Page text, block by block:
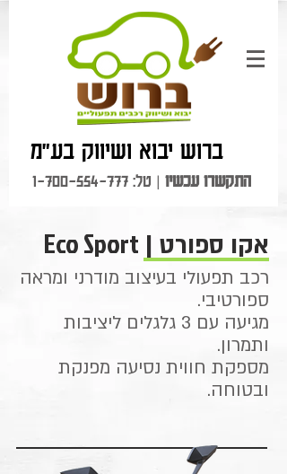
התקשרו עכשיו | טל: 1-700-554-777
ברוש יבוא ושיווק בע"מ
אקו ספורט | Eco Sport
רכב תפעולי בעיצוב מודרני ומראה
ספורטיבי.
מגיעה עם 3 גלגלים ליציבות
ותמרון.
מספקת חווית נסיעה מפנקת
ובטוחה.